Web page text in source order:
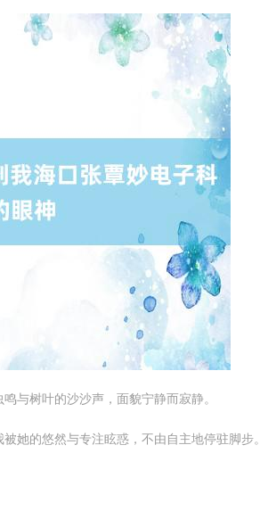
与树叶的沙沙声，面貌宁静而寂静。
她的悠然与专注眩惑，不由自主地停驻脚步。